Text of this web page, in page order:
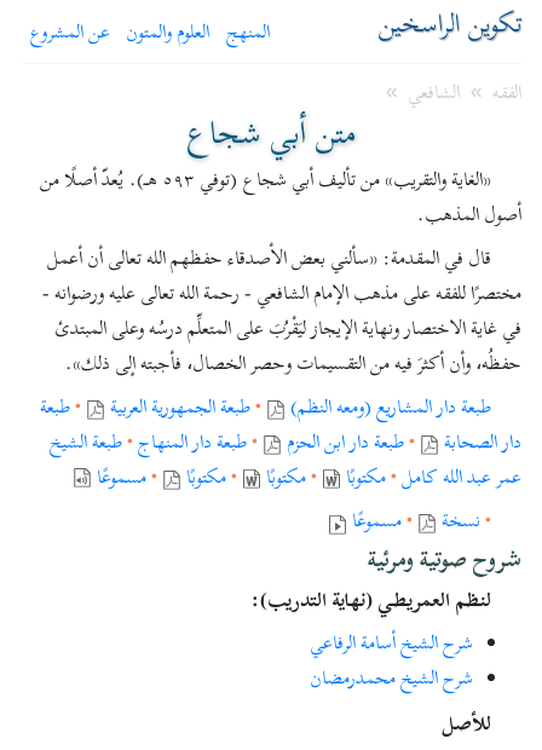
المنهج العلوم والمتون عن المشروع تكوين الراسخين
الفقه » الشافعي »
متن أبي شجاع
«الغاية والتقريب» من تأليف أبي شجاع (توفي ٥٩٣ هـ). يُعدّ أصلًا من
أصول المذهب.
قال في المقدمة: «سألني بعض الأصدقاء حفظهم الله تعالى أن أعمل
مختصرًا للفقه على مذهب الإمام الشافعي - رحمة الله تعالى عليه ورضوانه -
في غاية الاختصار ونهاية الإيجاز ليَقْرُبَ على المتعلِّم درسُه وعلى المبتدئ
حفظُه، وأن أكثرَ فيه من التقسيمات وحصر الخصال، فأجبته إلى ذلك».
طبعة دار المشاريع (ومعه النظم)
•طبعة الجمهورية العربية •طبعة
دار الصحابة
•طبعة دار ابن الحزم •طبعة دار المنهاج•طبعة الشيخ
عمر عبد الله كامل•مكتوبًا •مكتوبًا •مكتوبًا •مسموعًا
•نسخة •مسموعًا
شروح صوتية ومرئية
لنظم العمريطي (نهاية التدريب):
شرح الشيخ أسامة الرفاعي
شرح الشيخ محمدرمضان
للأصل